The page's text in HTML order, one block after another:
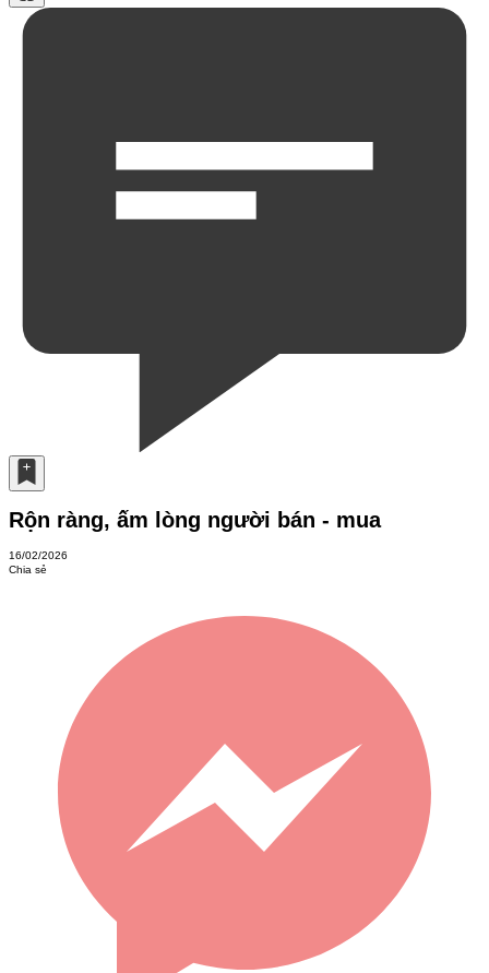
Rộn ràng, ấm lòng người bán - mua
16/02/2026
Chia sẻ